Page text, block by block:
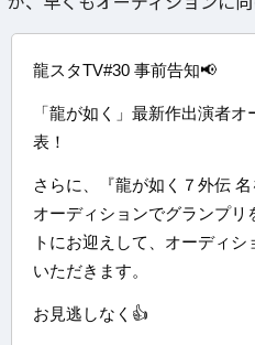
龍スタTV#30 事前告知📢
「龍が如く」最新作出演者
表！
さらに、『龍が如く７外伝
オーディションでグランプリ
トにお迎えして、オーディ
いただきます。
お見逃しなく👍